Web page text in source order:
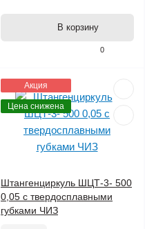
0
В корзину
Акция
Цена снижена
Штангенциркуль ШЦТ-3- 500
0,05 с твердосплавными
губками ЧИЗ